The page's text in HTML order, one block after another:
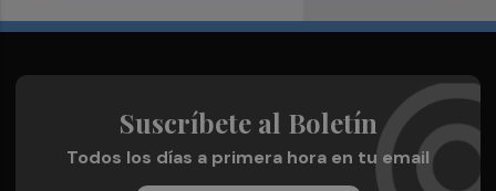
Suscríbete al Boletín
Todos los días a primera hora en tu email